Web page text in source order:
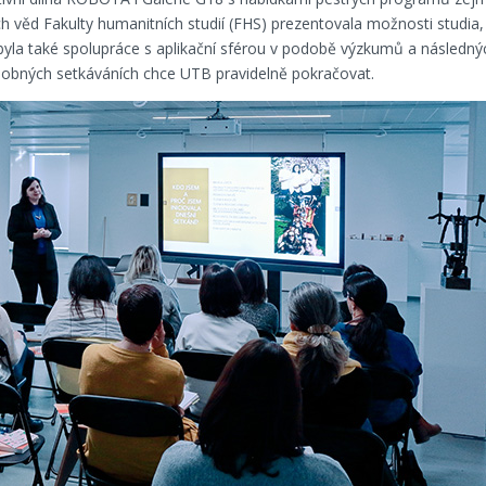
věd Fakulty humanitních studií (FHS) prezentovala možnosti
také spolupráce s aplikační sférou v podobě výzkumů a
setkáváních chce UTB pravidelně pokračovat.